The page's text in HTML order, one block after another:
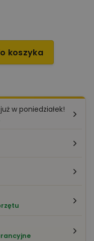
koszyka
w poniedziałek!